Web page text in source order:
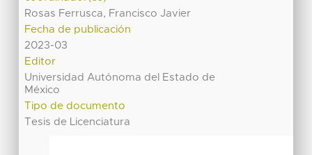
Rosas Ferrusca, Francisco Javier
Fecha de publicación
2023-03
Editor
Universidad Autónoma del Estado de
México
Tipo de documento
Tesis de Licenciatura